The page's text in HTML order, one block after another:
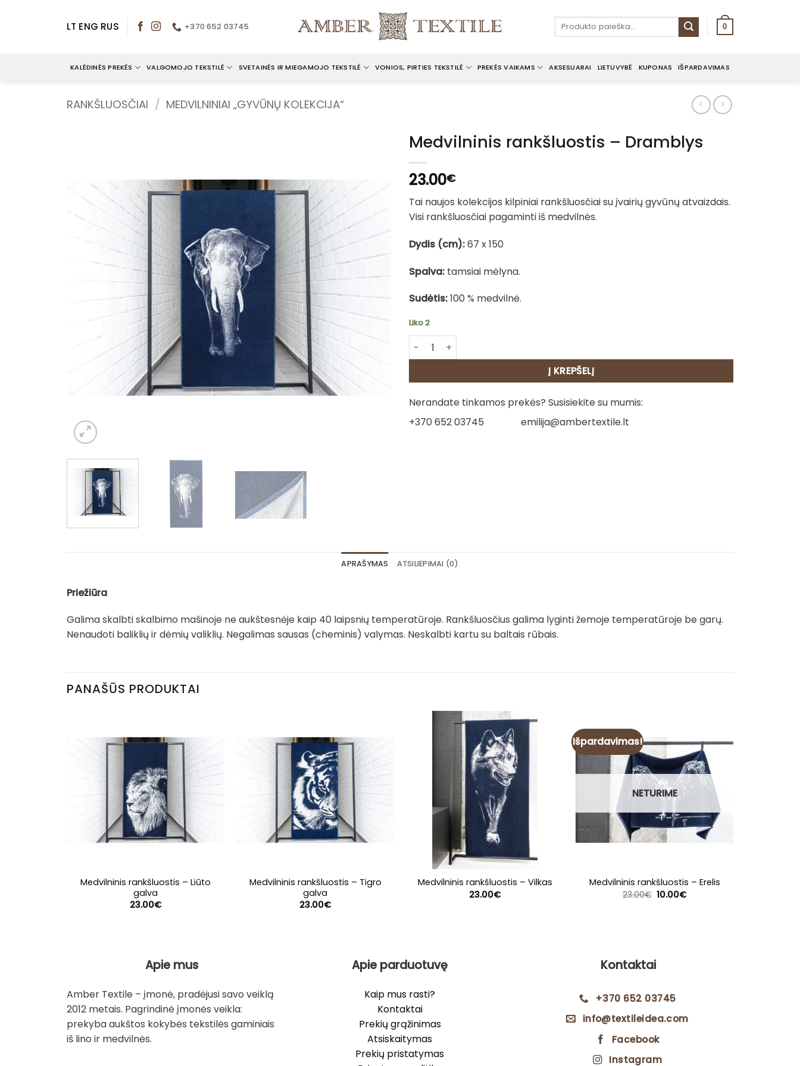
LT ENG RUS +370 652 03745 Ieškoti: 0
KALĖDINĖS PREKĖS VALGOMOJO TEKSTILĖ SVETAINĖS IR MIEGAMOJO TEKSTILĖ VONIOS, PIRTIES TEKSTILĖ PREKĖS VAIKAMS AKSESUARAI LIETUVYBĖ KUPONAS IŠPARDAVIMAS
RANKŠLUOSČIAI / MEDVILNINIAI „GYVŪNŲ KOLEKCIJA“
Medvilninis rankšluostis – Dramblys
23.00€
Tai naujos kolekcijos kilpiniai rankšluosčiai su įvairių gyvūnų atvaizdais.
Visi rankšluosčiai pagaminti iš medvilnės.
Dydis (cm):67 x 150
Spalva: tamsiai mėlyna.
Sudėtis:100 % medvilnė.
Liko 2
produkto kiekis: Medvilninis rankšluostis - Dramblys
Į KREPŠELĮ
Nerandate tinkamos prekės? Susisiekite su mumis:
+370 652 03745
emilija@ambertextile.lt
APRAŠYMAS ATSILIEPIMAI (0)
Priežiūra
Galima skalbti skalbimo mašinoje ne aukštesnėje kaip 40 laipsnių temperatūroje. Rankšluosčius galima lyginti žemoje temperatūroje be garų.
Nenaudoti baliklių ir dėmių valiklių. Negalimas sausas (cheminis) valymas. Neskalbti kartu su baltais rūbais.
PANAŠŪS PRODUKTAI
Medvilninis rankšluostis – Liūto
galva
23.00€
Medvilninis rankšluostis – Tigro
galva
23.00€
Medvilninis rankšluostis – Vilkas
23.00€
Išpardavimas!
NETURIME
Medvilninis rankšluostis – Erelis
23.00€ Original
10.00€Current
Apie mus
Amber Textile – įmonė, pradėjusi savo veiklą
2012 metais. Pagrindinė įmonės veikla:
prekyba aukštos kokybės tekstilės gaminiais
iš lino ir medvilnės.
Apie parduotuvę
Kaip mus rasti?
Kontaktai
Prekių grąžinimas
Atsiskaitymas
Prekių pristatymas
Kontaktai
+370 652 03745
info@textileidea.com
Facebook
Instagram